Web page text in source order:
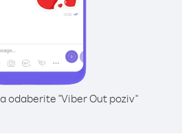
odaberite "Viber Out poziv"